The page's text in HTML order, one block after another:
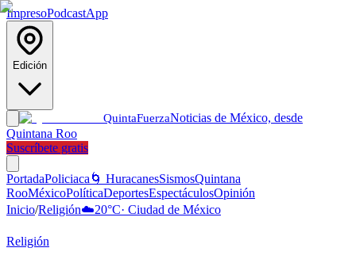
ImpresoPodcastApp
Edición
QuintaFuerzaNoticias de México, desde
Quintana Roo
Suscríbete gratis
PortadaPoliciaca 🌀 HuracanesSismosQuintana
RooMéxicoPolíticaDeportesEspectáculosOpinión
Inicio/Religión☁️20°C· Ciudad de México
Religión